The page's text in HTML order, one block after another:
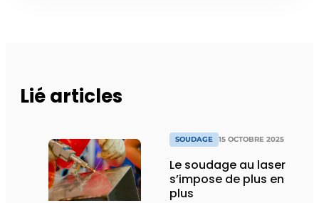
Lié articles
SOUDAGE 15 OCTOBRE 2025
Le soudage au laser
s’impose de plus en
plus